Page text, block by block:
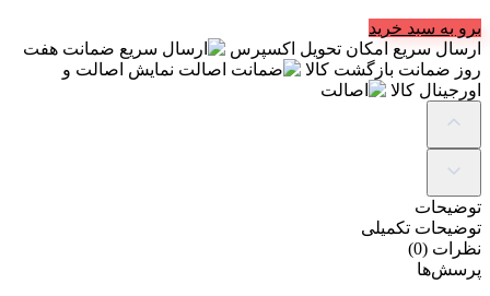
برو به سبد خرید
ارسال سریع امکان تحویل اکسپرس ضمانت هفت
روز ضمانت بازگشت کالا
اصالت نمایش اصالت و
اورجینال کالا
توضیحات
توضیحات تکمیلی
نظرات (0)
پرسش‌ها